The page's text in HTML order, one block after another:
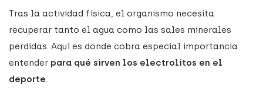
Tras la actividad física, el organismo necesita
recuperar tanto el agua como las sales minerales
perdidas. Aquí es donde cobra especial importancia
entender para qué sirven los electrolitos en el
deporte.